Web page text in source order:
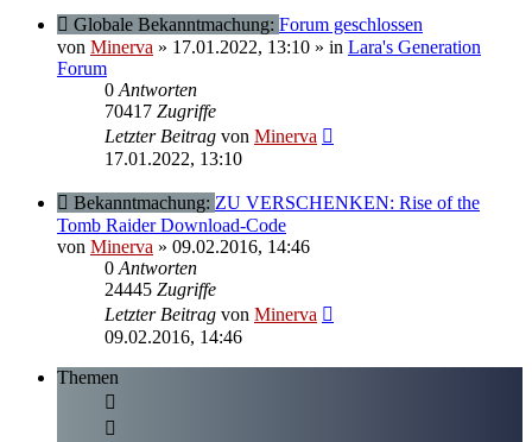
Globale Bekanntmachung: Forum geschlossen
von Minerva » 17.01.2022, 13:10 » in Lara's Generation
Forum
0 Antworten
70417 Zugriffe
Letzter Beitrag von Minerva
17.01.2022, 13:10
Bekanntmachung: ZU VERSCHENKEN: Rise of the
Tomb Raider Download-Code
von Minerva » 09.02.2016, 14:46
0 Antworten
24445 Zugriffe
Letzter Beitrag von Minerva
09.02.2016, 14:46
Themen